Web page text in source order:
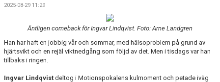
2025-08-29 11:29
Äntligen comeback för Ingvar Lindqvist. Foto: Arne Landgren
Han har haft en jobbig vår och sommar, med hälsoproblem på grund av
hjärtsvikt och en rejäl viktnedgång som följd av det. Men i tisdags var han
tillbaks i ringen.
Ingvar Lindqvist deltog i Motionspokalens kulmoment och petade iväg